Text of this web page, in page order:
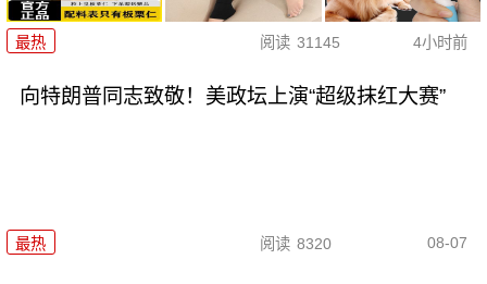
最热 阅读 31145 4小时前
向特朗普同志致敬！美政坛上演“超级抹红大赛”
最热 阅读 8320 08-07